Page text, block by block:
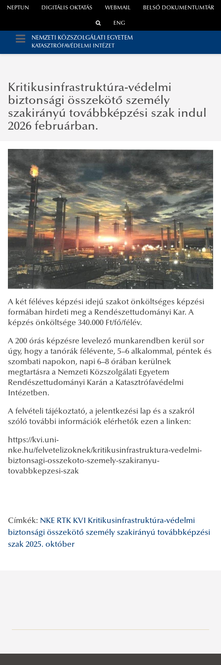
WEBMAIL
NEPTUN DIGITÁLIS OKTATÁS BELSŐ DOKUMENTUMTÁR
ENG
NEMZETI KÖZSZOLGÁLATI EGYETEM
KATASZTRÓFAVÉDELMI INTÉZET
Kritikusinfrastruktúra-védelmi
biztonsági összekötő személy
szakirányú továbbképzési szak indul
2026 februárban.
A két féléves képzési idejű szakot önköltséges képzési
formában hirdeti meg a Rendészettudományi Kar. A
képzés önköltsége 340.000 Ft/fő/félév.
A 200 órás képzésre levelező munkarendben kerül sor
úgy, hogy a tanórák félévente, 5–6 alkalommal, péntek és
szombati napokon, napi 6–8 órában kerülnek
megtartásra a Nemzeti Közszolgálati Egyetem
Rendészettudományi Karán a Katasztrófavédelmi
Intézetben.
A felvételi tájékoztató, a jelentkezési lap és a szakról
szóló további információk elérhetők ezen a linken:
https://kvi.uni-
nke.hu/felvetelizoknek/kritikusinfrastruktura-vedelmi-
biztonsagi-osszekoto-szemely-szakiranyu-
tovabbkepzesi-szak
Címkék: NKE RTK KVI Kritikusinfrastruktúra-védelmi
biztonsági összekötő személy szakirányú továbbképzési
szak 2025. október